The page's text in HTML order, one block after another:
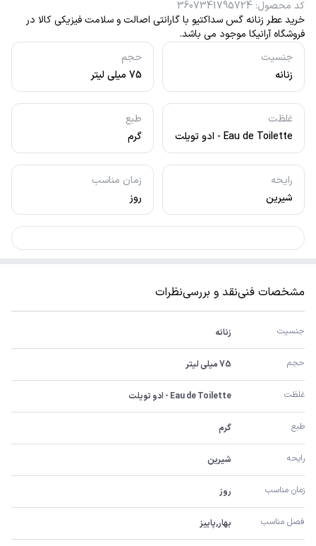
جنسیت
زنانه
حجم
75 میلی لیتر
غلظت
Eau de Toilette - ادو تویلت
طبع
گرم
رایحه
شیرین
زمان مناسب
روز
کد محصول:
3607341795724
خرید عطر زنانه گس سداکتیو با گارانتی اصالت و سلامت فیزیکی کالا در
فروشگاه آرانیکا موجود می باشد.
مشخصات فنینقد و بررسینظرات
جنسیت زنانه
حجم 75 میلی لیتر
غلظت Eau de Toilette - ادو تویلت
طبع گرم
رایحه شیرین
زمان مناسب روز
فصل مناسب بهار,پاییز